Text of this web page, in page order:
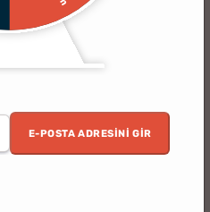
E-POSTA ADRESINI GIR